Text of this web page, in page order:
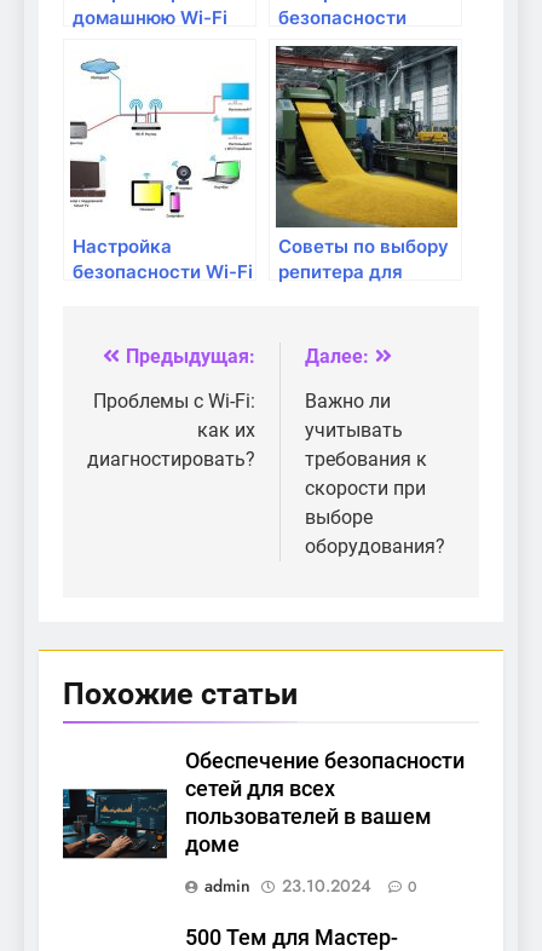
домашнюю Wi-Fi
репитера?
безопасности
домашней сети:
советы и
рекомендации
Настройка
безопасности Wi-Fi
Советы по выбору
репитера для
Навигация
по
записям
Предыдущая:
Проблемы с Wi-Fi:
как их
диагностировать?
Далее:
Важно ли
учитывать
требования к
скорости при
выборе
оборудования?
Похожие статьи
Обеспечение безопасности
сетей для всех
пользователей в вашем
доме
admin
23.10.2024 0
500 Тем для Мастер-